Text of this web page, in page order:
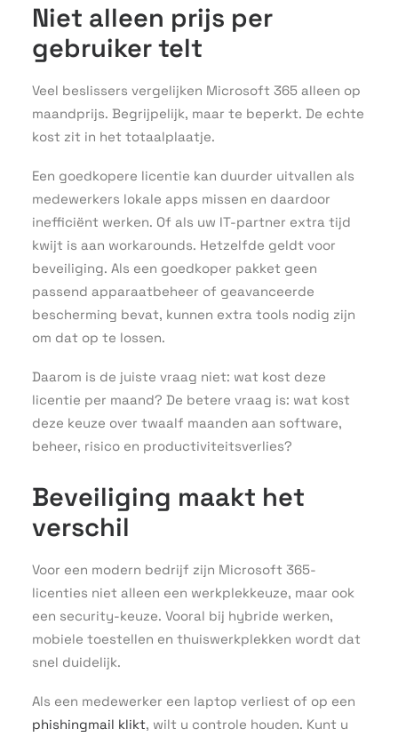
Niet alleen prijs per
gebruiker telt
Veel beslissers vergelijken Microsoft 365 alleen op
maandprijs. Begrijpelijk, maar te beperkt. De echte
kost zit in het totaalplaatje.
Een goedkopere licentie kan duurder uitvallen als
medewerkers lokale apps missen en daardoor
inefficiënt werken. Of als uw IT-partner extra tijd
kwijt is aan workarounds. Hetzelfde geldt voor
beveiliging. Als een goedkoper pakket geen
passend apparaatbeheer of geavanceerde
bescherming bevat, kunnen extra tools nodig zijn
om dat op te lossen.
Daarom is de juiste vraag niet: wat kost deze
licentie per maand? De betere vraag is: wat kost
deze keuze over twaalf maanden aan software,
beheer, risico en productiviteitsverlies?
Beveiliging maakt het
verschil
Voor een modern bedrijf zijn Microsoft 365-
licenties niet alleen een werkplekkeuze, maar ook
een security-keuze. Vooral bij hybride werken,
mobiele toestellen en thuiswerkplekken wordt dat
snel duidelijk.
Als een medewerker een laptop verliest of op een
phishingmail klikt, wilt u controle houden. Kunt u